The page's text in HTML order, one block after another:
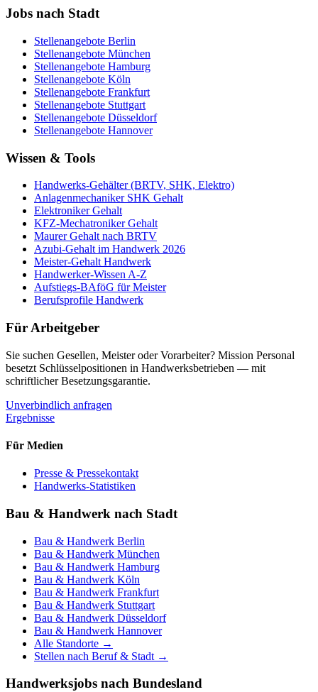
Jobs nach Stadt
Stellenangebote Berlin
Stellenangebote München
Stellenangebote Hamburg
Stellenangebote Köln
Stellenangebote Frankfurt
Stellenangebote Stuttgart
Stellenangebote Düsseldorf
Stellenangebote Hannover
Wissen & Tools
Handwerks-Gehälter (BRTV, SHK, Elektro)
Anlagenmechaniker SHK Gehalt
Elektroniker Gehalt
KFZ-Mechatroniker Gehalt
Maurer Gehalt nach BRTV
Azubi-Gehalt im Handwerk 2026
Meister-Gehalt Handwerk
Handwerker-Wissen A-Z
Aufstiegs-BAföG für Meister
Berufsprofile Handwerk
Für Arbeitgeber
Sie suchen Gesellen, Meister oder Vorarbeiter? Mission Personal
besetzt Schlüsselpositionen in Handwerksbetrieben — mit
schriftlicher Besetzungsgarantie.
Unverbindlich anfragen
Ergebnisse
Für Medien
Presse & Pressekontakt
Handwerks-Statistiken
Bau & Handwerk nach Stadt
Bau & Handwerk Berlin
Bau & Handwerk München
Bau & Handwerk Hamburg
Bau & Handwerk Köln
Bau & Handwerk Frankfurt
Bau & Handwerk Stuttgart
Bau & Handwerk Düsseldorf
Bau & Handwerk Hannover
Alle Standorte →
Stellen nach Beruf & Stadt →
Handwerksjobs nach Bundesland